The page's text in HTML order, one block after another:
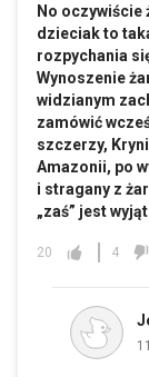
No oczywiście
dzieciak to
rozpychania
Wynoszenie
widzianym
zamówić
szczerzy,
Amazonii, po
i stragany z
„zaś” jest
20 4